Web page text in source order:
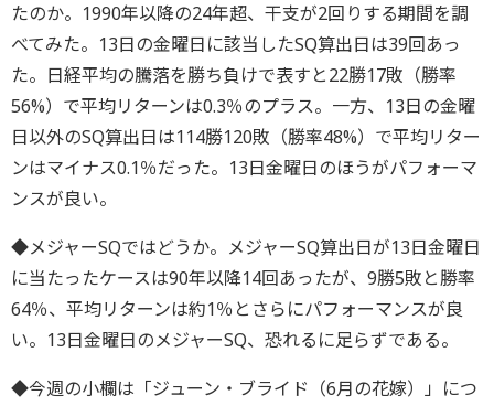
たのか。1990年以降の24年超、干支が2回りする期間を調
べてみた。13日の金曜日に該当したSQ算出日は39回あっ
た。日経平均の騰落を勝ち負けで表すと22勝17敗（勝率
56%）で平均リターンは0.3％のプラス。一方、13日の金曜
日以外のSQ算出日は114勝120敗（勝率48%）で平均リター
ンはマイナス0.1％だった。13日金曜日のほうがパフォーマ
ンスが良い。
◆メジャーSQではどうか。メジャーSQ算出日が13日金曜日
に当たったケースは90年以降14回あったが、9勝5敗と勝率
64％、平均リターンは約1％とさらにパフォーマンスが良
い。13日金曜日のメジャーSQ、恐れるに足らずである。
◆今週の小欄は「ジューン・ブライド（6月の花嫁）」につ